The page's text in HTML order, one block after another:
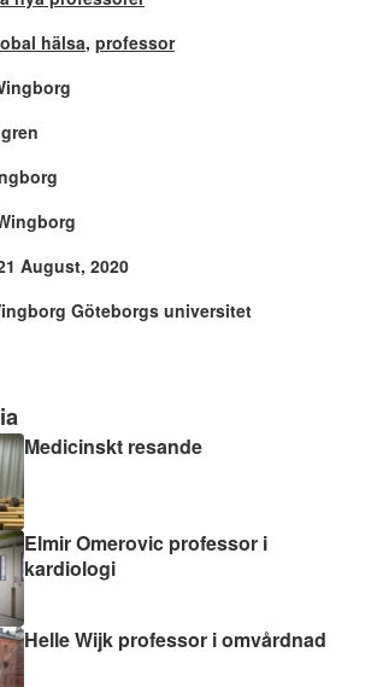
Medicinskt resande
Elmir Omerovic professor i
kardiologi
Helle Wijk professor i omvårdnad
hälsa, professor
August, 2020
Göteborgs universitet